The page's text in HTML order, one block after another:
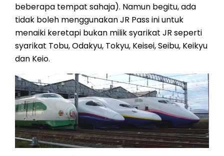
beberapa tempat sahaja). Namun begitu, ada
tidak boleh menggunakan JR Pass ini untuk
menaiki keretapi bukan milik syarikat JR seperti
syarikat Tobu, Odakyu, Tokyu, Keisei, Seibu, Keikyu
dan Keio.